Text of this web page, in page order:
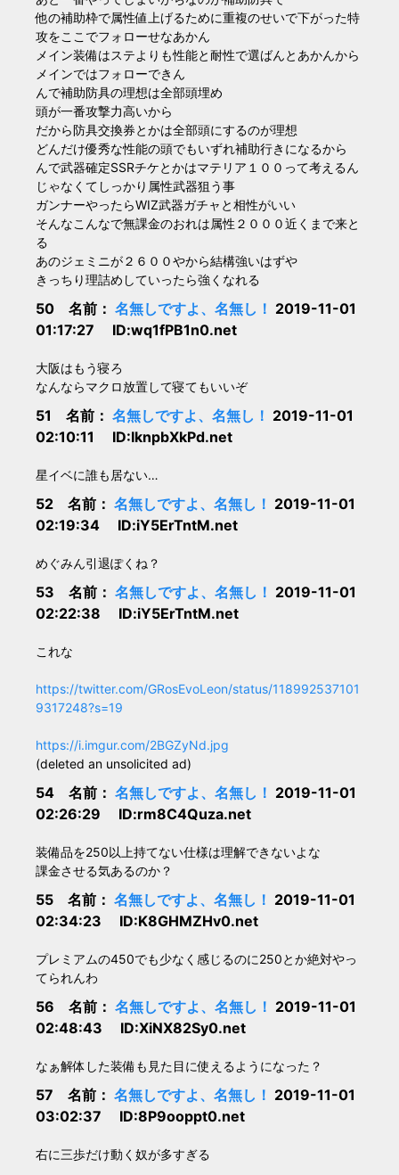
他の補助枠で属性値上げるために重複のせいで下がった特
攻をここでフォローせなあかん
メイン装備はステよりも性能と耐性で選ばんとあかんから
メインではフォローできん
んで補助防具の理想は全部頭埋め
頭が一番攻撃力高いから
だから防具交換券とかは全部頭にするのが理想
どんだけ優秀な性能の頭でもいずれ補助行きになるから
んで武器確定SSRチケとかはマテリア１００って考えるん
じゃなくてしっかり属性武器狙う事
ガンナーやったらWIZ武器ガチャと相性がいい
そんなこんなで無課金のおれは属性２０００近くまで来と
る
あのジェミニが２６００やから結構強いはずや
きっちり理詰めしていったら強くなれる
50 名前： 名無しですよ、名無し！ 2019-11-01
01:17:27 ID:wq1fPB1n0.net
大阪はもう寝ろ
なんならマクロ放置して寝てもいいぞ
51 名前： 名無しですよ、名無し！ 2019-11-01
02:10:11 ID:IknpbXkPd.net
星イベに誰も居ない…
52 名前： 名無しですよ、名無し！ 2019-11-01
02:19:34 ID:iY5ErTntM.net
めぐみん引退ぽくね？
53 名前： 名無しですよ、名無し！ 2019-11-01
02:22:38 ID:iY5ErTntM.net
これな
https://twitter.com/GRosEvoLeon/status/118992537101
9317248?s=19
https://i.imgur.com/2BGZyNd.jpg
(deleted an unsolicited ad)
54 名前： 名無しですよ、名無し！ 2019-11-01
02:26:29 ID:rm8C4Quza.net
装備品を250以上持てない仕様は理解できないよな
課金させる気あるのか？
55 名前： 名無しですよ、名無し！ 2019-11-01
02:34:23 ID:K8GHMZHv0.net
プレミアムの450でも少なく感じるのに250とか絶対やっ
てられんわ
56 名前： 名無しですよ、名無し！ 2019-11-01
02:48:43 ID:XiNX82Sy0.net
なぁ解体した装備も見た目に使えるようになった？
57 名前： 名無しですよ、名無し！ 2019-11-01
03:02:37 ID:8P9ooppt0.net
右に三歩だけ動く奴が多すぎる